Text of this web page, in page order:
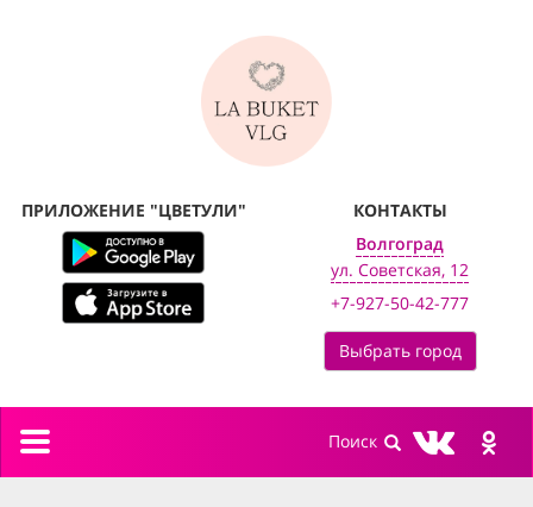
ПРИЛОЖЕНИЕ "ЦВЕТУЛИ"
КОНТАКТЫ
Волгоград
ул. Советская, 12
+7-927-50-42-777
Выбрать город
Toggle